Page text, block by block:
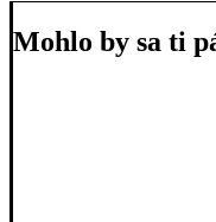
Mohlo by sa ti